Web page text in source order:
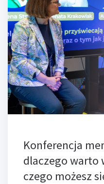
Konferencja
dlaczego warto
czego możesz